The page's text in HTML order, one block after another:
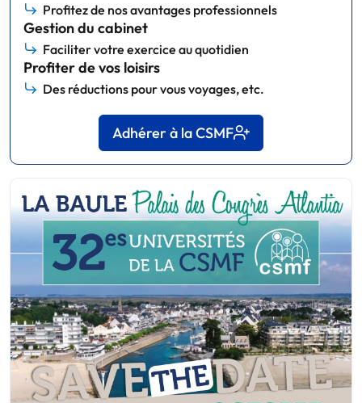
Profitez de nos avantages professionnels
Gestion du cabinet
Faciliter votre exercice au quotidien
Profiter de vos loisirs
Des réductions pour vous voyages, etc.
Adhérer à la CSMF